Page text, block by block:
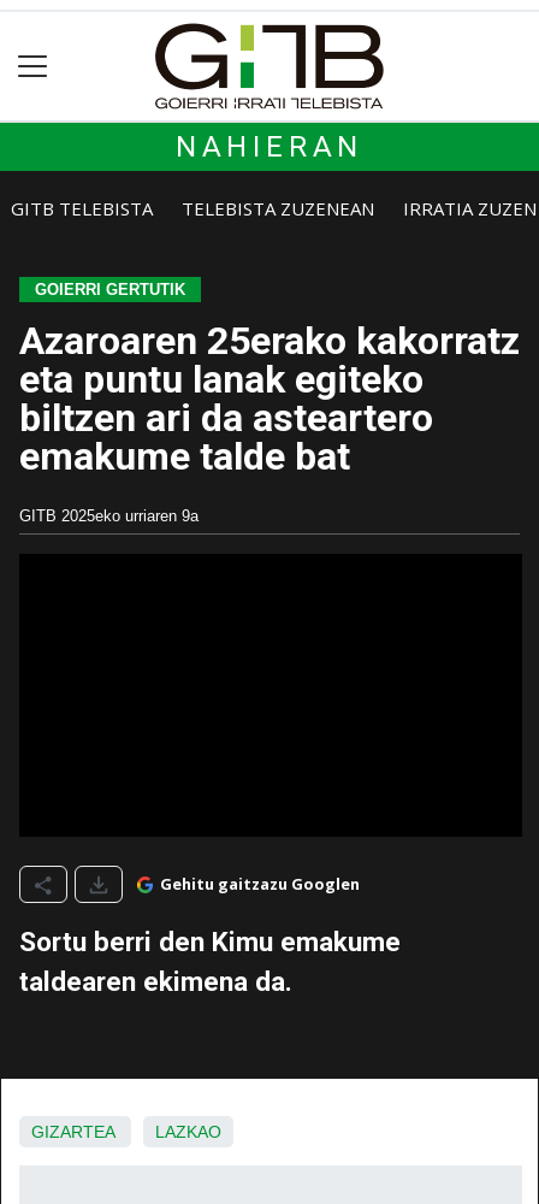
NAHIERAN
GITB TELEBISTA TELEBISTA ZUZENEAN IRRATIA
GOIERRI GERTUTIK
Azaroaren 25erako kakorratz
eta puntu lanak egiteko
biltzen ari da asteartero
emakume talde bat
GITB 2025eko urriaren 9a
Gehitu gaitzazu Googlen
Sortu berri den Kimu emakume
taldearen ekimena da.
GIZARTEA LAZKAO